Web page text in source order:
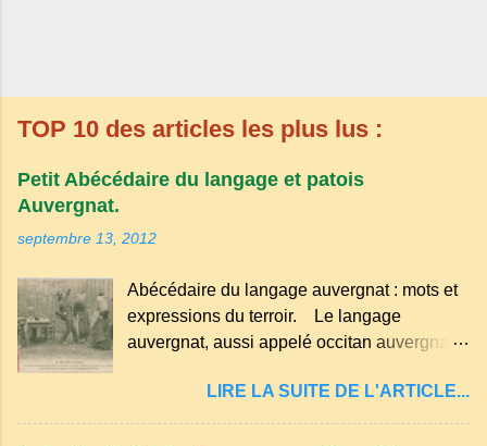
TOP 10 des articles les plus lus :
Petit Abécédaire du langage et patois
Auvergnat.
septembre 13, 2012
Abécédaire du langage auvergnat : mots et
expressions du terroir. Le langage
auvergnat, aussi appelé occitan auvergnat ,
principalement en Auvergne et dans
certaines parties du Massif central . Il
LIRE LA SUITE DE L'ARTICLE...